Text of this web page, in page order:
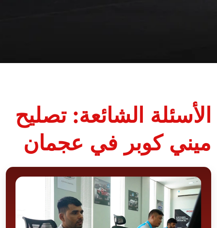
الأسئلة الشائعة: تصليح
ميني كوبر في عجمان